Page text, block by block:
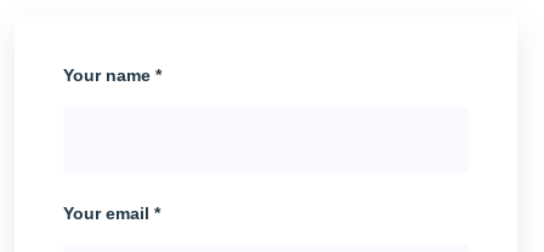
Your name *
Your email *